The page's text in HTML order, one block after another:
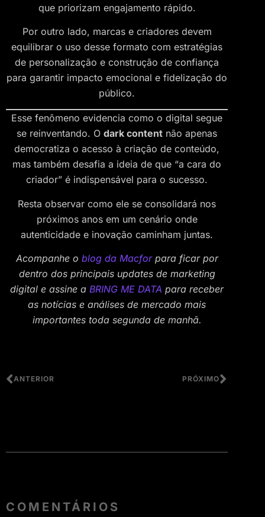
que priorizam engajamento rápido.
Por outro lado, marcas e criadores devem
equilibrar o uso desse formato com estratégias
de personalização e construção de confiança
para garantir impacto emocional e fidelização do
público.
Esse fenômeno evidencia como o digital segue
se reinventando. O dark content não apenas
democratiza o acesso à criação de conteúdo,
mas também desafia a ideia de que “a cara do
criador” é indispensável para o sucesso.
Resta observar como ele se consolidará nos
próximos anos em um cenário onde
autenticidade e inovação caminham juntas.
Acompanhe o blog da Macforpara ficar por
dentro dos principais updates de marketing
digital e assine a BRING ME DATA para receber
as notícias e análises de mercado mais
importantes toda segunda de manhã.
ANTERIOR PRÓXIMO
COMENTÁRIOS